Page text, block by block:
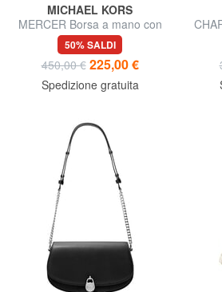
MICHAEL KORS
MERCER Borsa a mano con
tracolla, in pelle
50% SALDI
450,00 € 225,00 €
Spedizione gratuita